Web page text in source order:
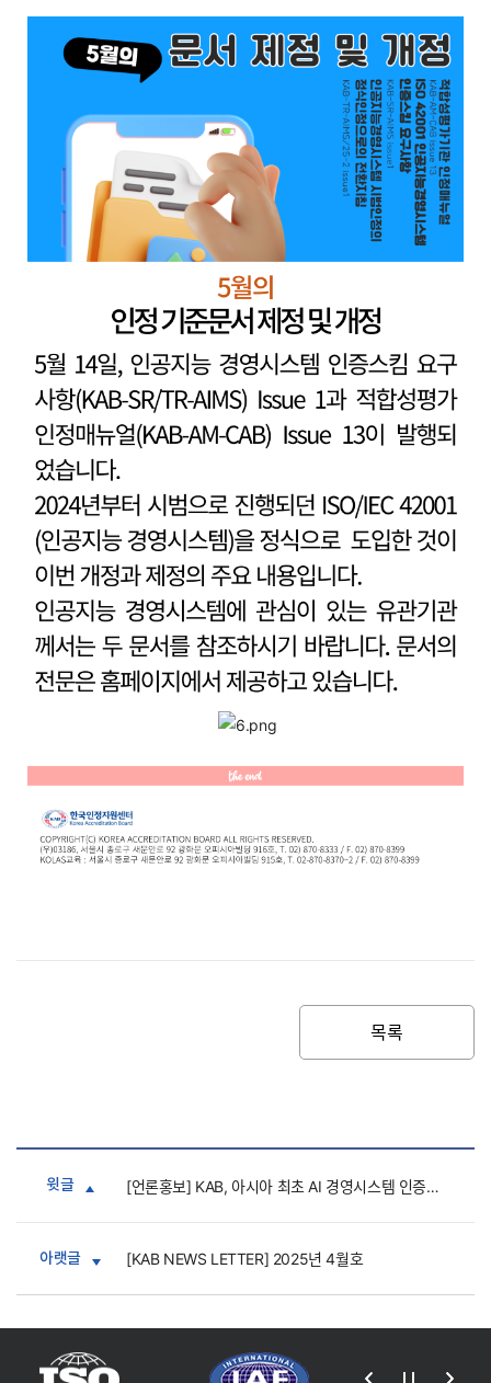
목록
윗글 [언론홍보] KAB, 아시아 최초 AI 경영시스템 인증제도 도입
아랫글 [KAB NEWS LETTER] 2025년 4월호